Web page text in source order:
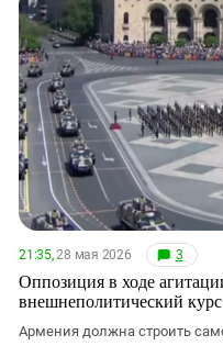
21:35,28 мая 2026 3
Оппозиция в ходе
внешнеполитический
Армения должна строить